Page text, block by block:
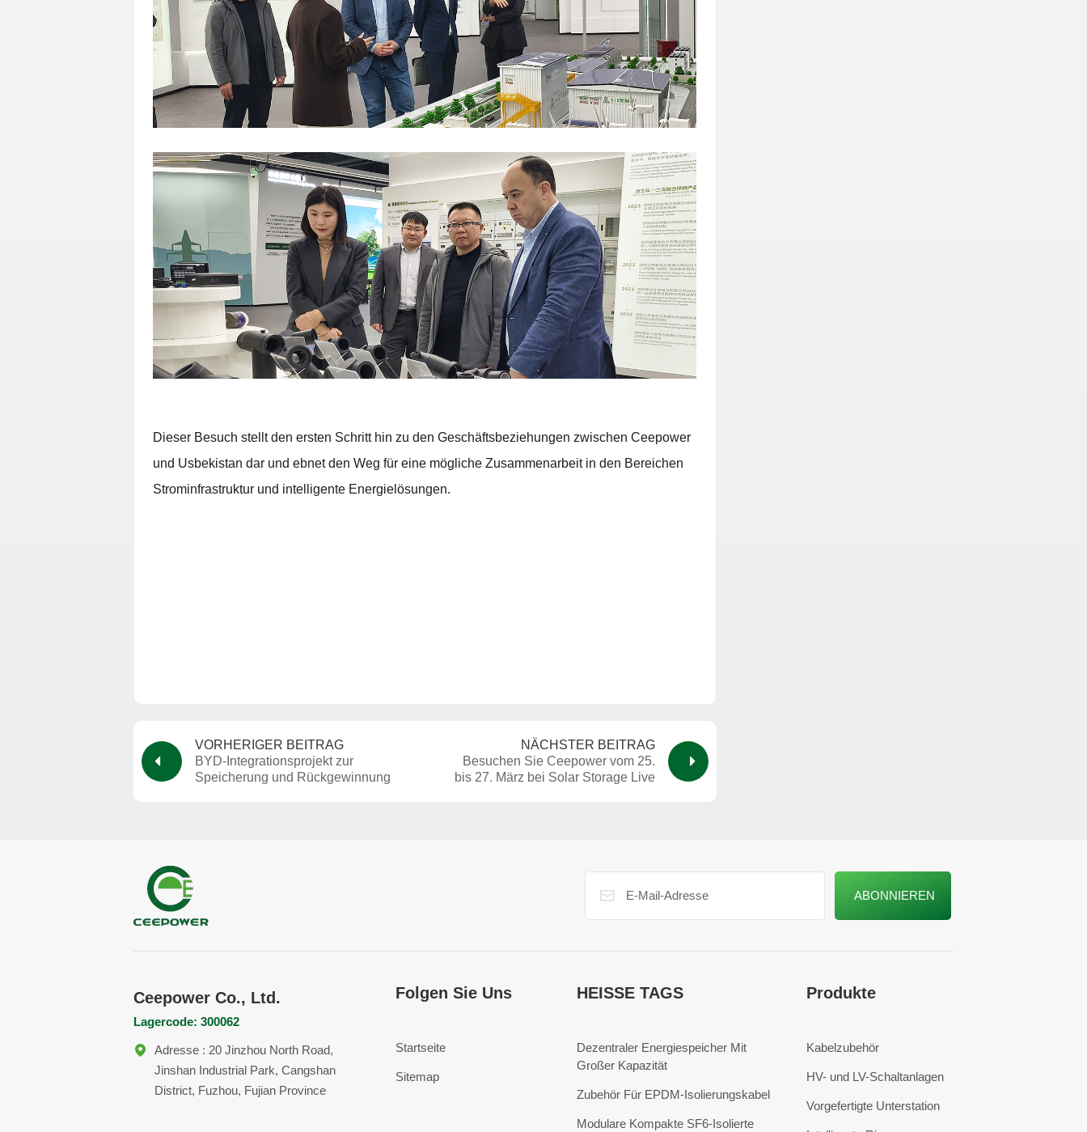
Dieser Besuch stellt den ersten Schritt hin zu den Geschäftsbeziehungen zwischen Ceepower
und Usbekistan dar und ebnet den Weg für eine mögliche Zusammenarbeit in den Bereichen
Strominfrastruktur und intelligente Energielösungen.
VORHERIGER BEITRAG
BYD-Integrationsprojekt zur
Speicherung und Rückgewinnung
NÄCHSTER BEITRAG
Besuchen Sie Ceepower vom 25.
bis 27. März bei Solar Storage Live
Ceepower Co., Ltd.
Lagercode: 300062
Adresse : 20 Jinzhou North Road,
Jinshan Industrial Park, Cangshan
District, Fuzhou, Fujian Province
Folgen Sie Uns
Startseite
Sitemap
HEISSE TAGS
Dezentraler Energiespeicher Mit
Großer Kapazität
Zubehör Für EPDM-Isolierungskabel
Modulare Kompakte SF6-Isolierte
Produkte
Kabelzubehör
HV- und LV-Schaltanlagen
Vorgefertigte Unterstation